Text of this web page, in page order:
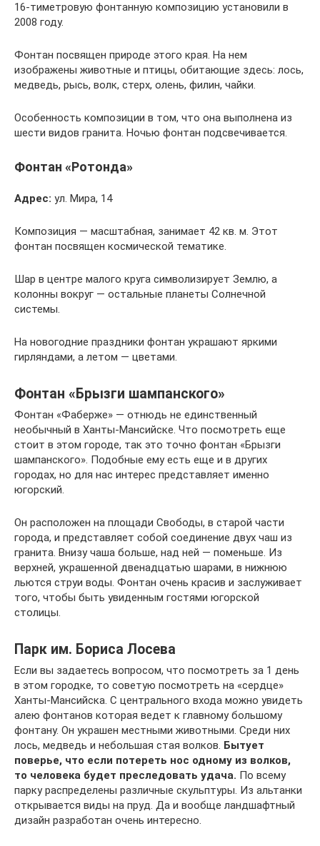
16-тиметровую фонтанную композицию установили в
2008 году.
Фонтан посвящен природе этого края. На нем
изображены животные и птицы, обитающие здесь: лось,
медведь, рысь, волк, стерх, олень, филин, чайки.
Особенность композиции в том, что она выполнена из
шести видов гранита. Ночью фонтан подсвечивается.
Фонтан «Ротонда»
Адрес: ул. Мира, 14
Композиция — масштабная, занимает 42 кв. м. Этот
фонтан посвящен космической тематике.
Шар в центре малого круга символизирует Землю, а
колонны вокруг — остальные планеты Солнечной
системы.
На новогодние праздники фонтан украшают яркими
гирляндами, а летом — цветами.
Фонтан «Брызги шампанского»
Фонтан «Фаберже» — отнюдь не единственный
необычный в Ханты-Мансийске. Что посмотреть еще
стоит в этом городе, так это точно фонтан «Брызги
шампанского». Подобные ему есть еще и в других
городах, но для нас интерес представляет именно
югорский.
Он расположен на площади Свободы, в старой части
города, и представляет собой соединение двух чаш из
гранита. Внизу чаша больше, над ней — поменьше. Из
верхней, украшенной двенадцатью шарами, в нижнюю
льются струи воды. Фонтан очень красив и заслуживает
того, чтобы быть увиденным гостями югорской
столицы.
Парк им. Бориса Лосева
Если вы задаетесь вопросом, что посмотреть за 1 день
в этом городке, то советую посмотреть на «сердце»
Ханты-Мансийска. С центрального входа можно увидеть
алею фонтанов которая ведет к главному большому
фонтану. Он украшен местными животными. Среди них
лось, медведь и небольшая стая волков. Бытует
поверье, что если потереть нос одному из волков,
то человека будет преследовать удача. По всему
парку распределены различные скульптуры. Из альтанки
открывается виды на пруд. Да и вообще ландшафтный
дизайн разработан очень интересно.